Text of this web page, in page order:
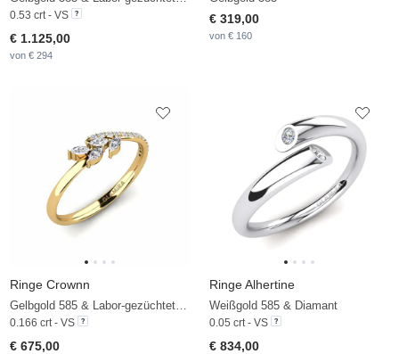
0.53 crt - VS
€ 1.125,00
von € 294
€ 319,00
von € 160
Ringe Crownn
0.166 crt - VS
€ 675,00
Ringe Alhertine
Weißgold 585 & Diamant
0.05 crt - VS
€ 834,00